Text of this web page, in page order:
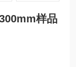
样品